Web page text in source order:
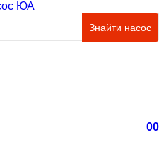
Знайти насос
00